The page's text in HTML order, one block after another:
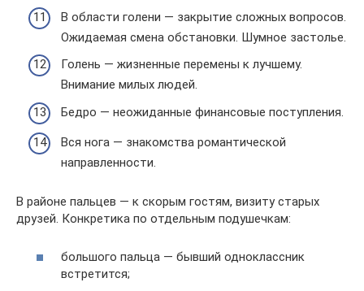
В области голени — закрытие сложных вопросов.
Ожидаемая смена обстановки. Шумное застолье.
Голень — жизненные перемены к лучшему.
Внимание милых людей.
Бедро — неожиданные финансовые поступления.
Вся нога — знакомства романтической
направленности.
В районе пальцев — к скорым гостям, визиту старых
друзей. Конкретика по отдельным подушечкам:
большого пальца — бывший одноклассник
встретится;